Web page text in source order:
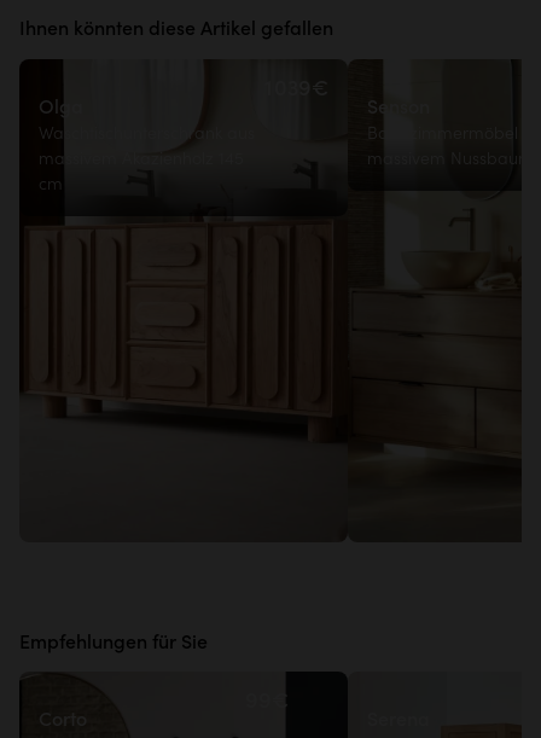
Ihnen könnten diese Artikel gefallen
Olga
Waschtischunterschrank aus
massivem Akazienholz 145
cm
Senson
Badezimmermöbel
massivem Nussbaum
Empfehlungen für Sie